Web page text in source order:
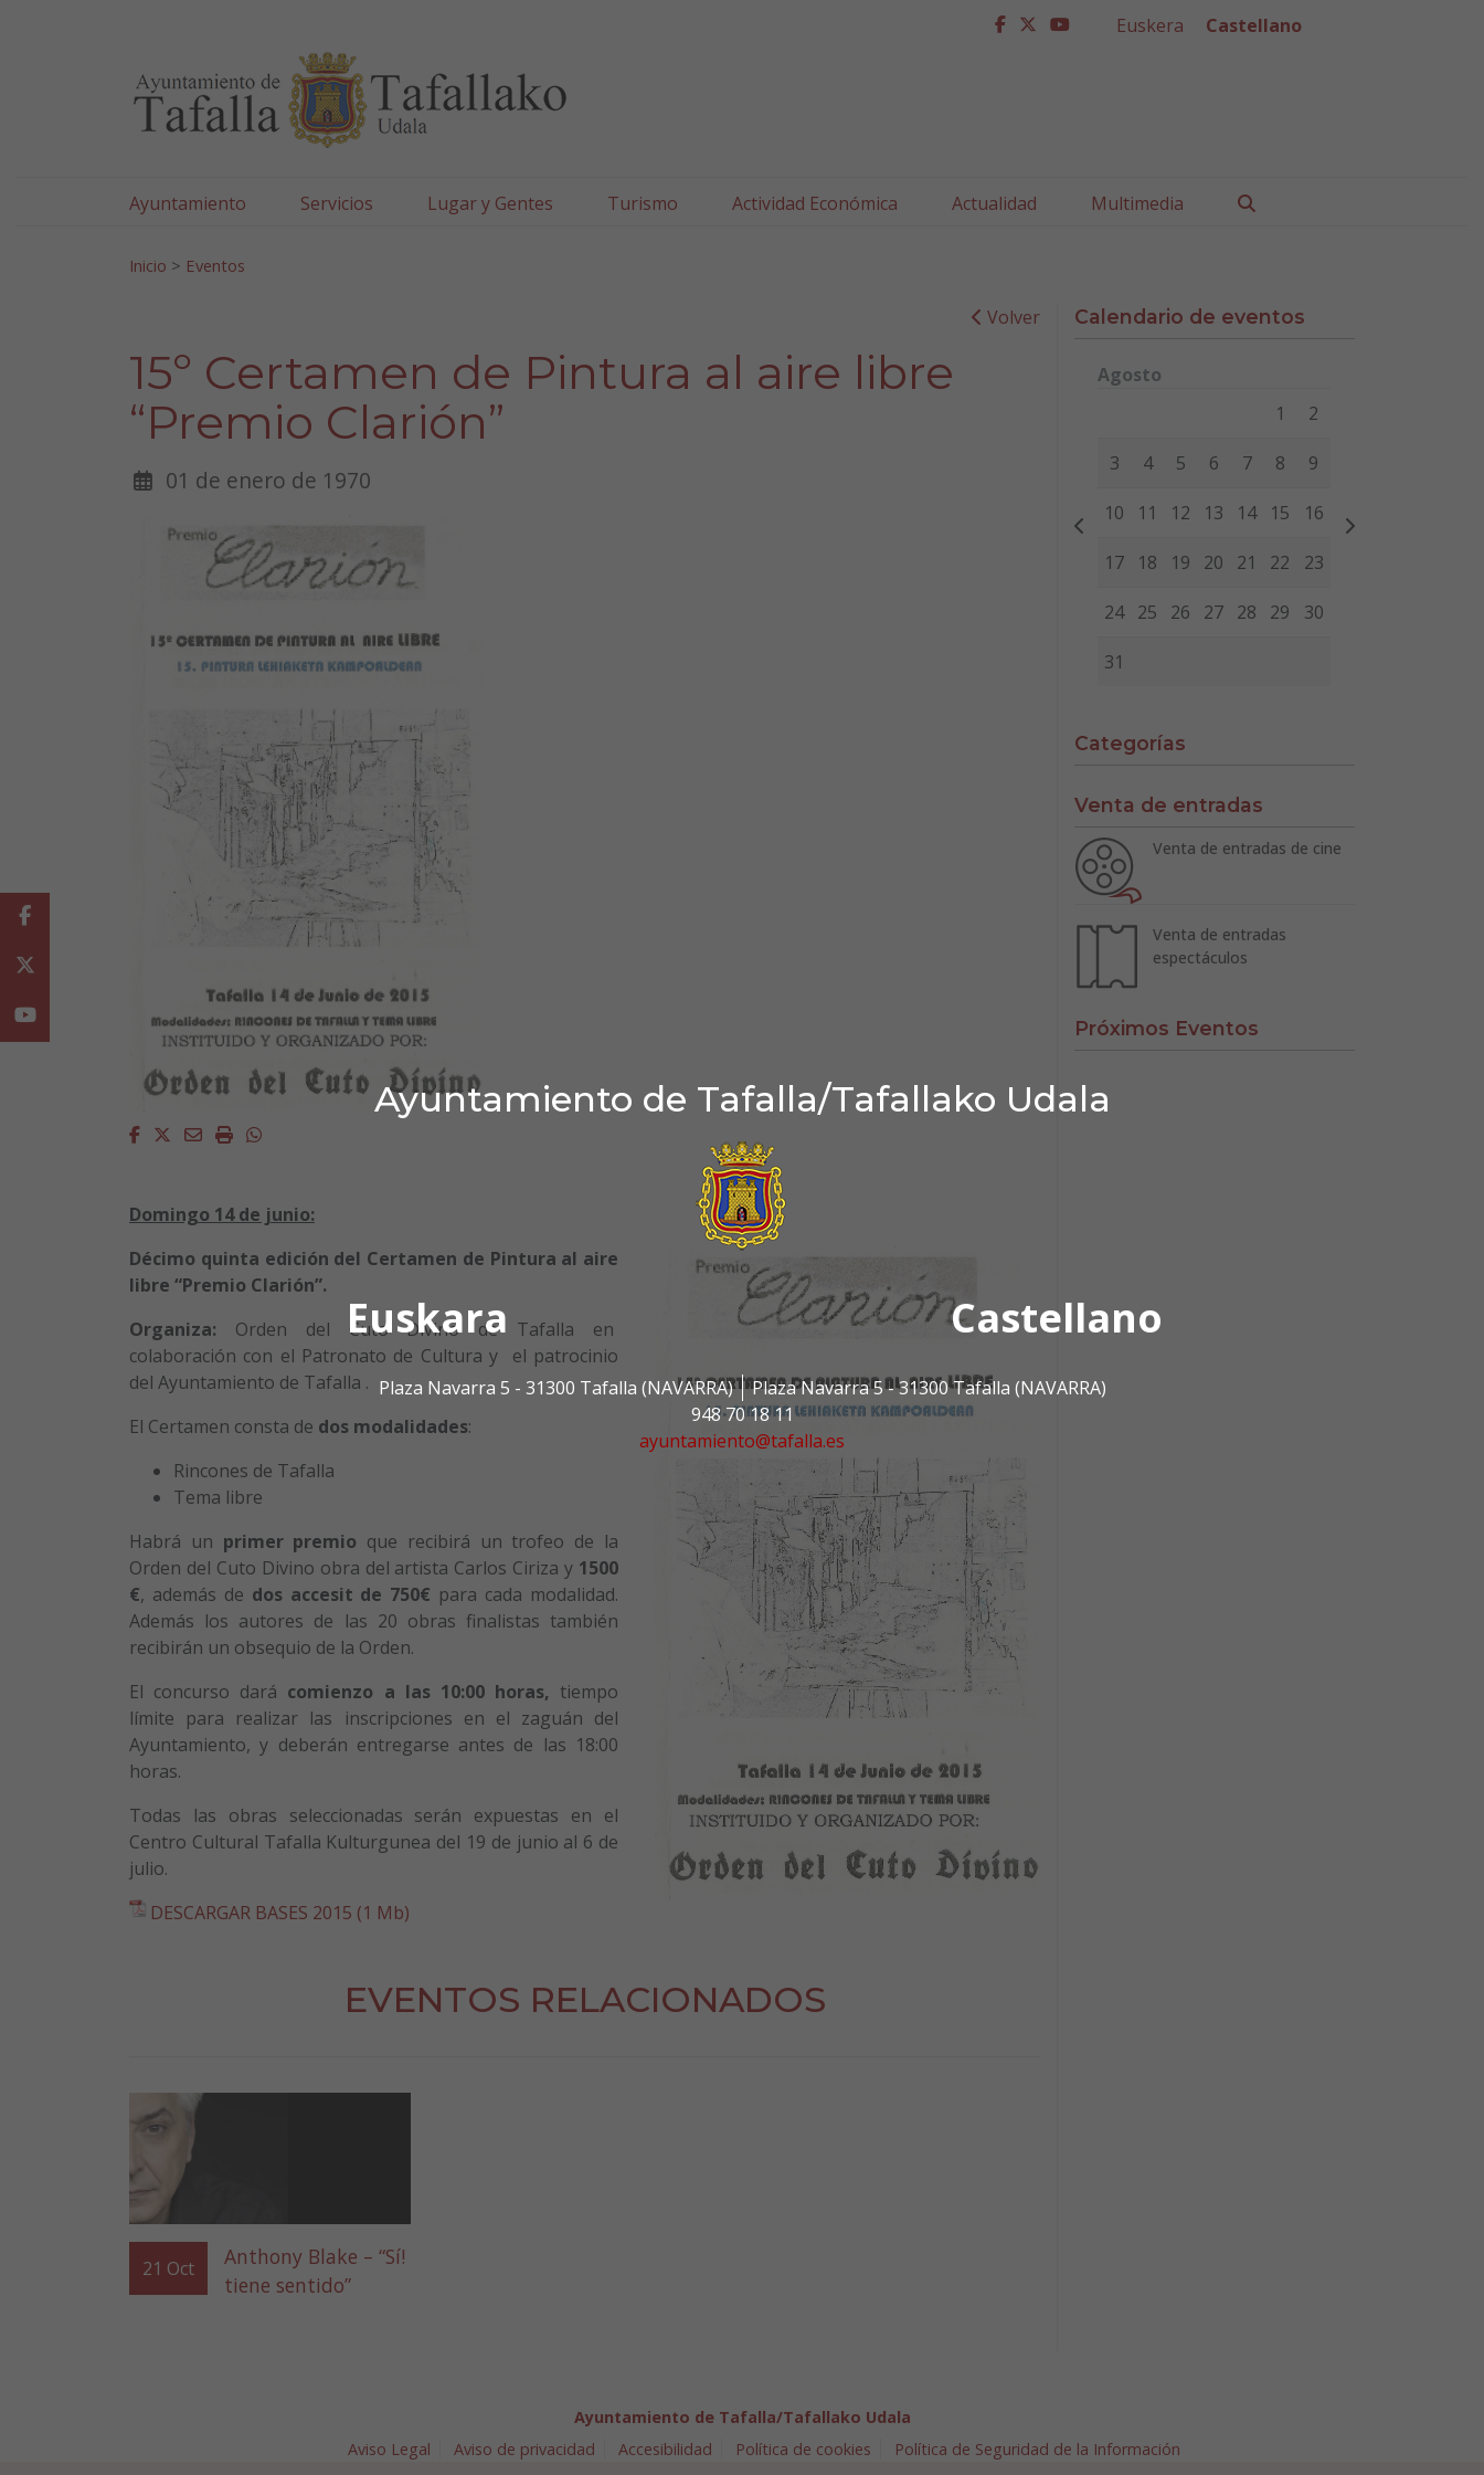
Ayuntamiento de Tafalla/Tafallako Udala
Euskara Castellano
Plaza Navarra 5 - 31300 Tafalla (NAVARRA)
Plaza Navarra 5 - 31300 Tafalla (NAVARRA)
948 70 18 11
ayuntamiento@tafalla.es
facebook
twitter
youtube
Euskera Castellano
Ayuntamiento Servicios Lugar y Gentes Turismo Actividad Económica Actualidad Multimedia
Inicio > Eventos
Volver
15º Certamen de Pintura al aire libre
“Premio Clarión”
01 de enero de 1970
Facebook
Twitter
EmailImprimirWhatsapp
Domingo 14 de junio:
Décimo quinta edición del Certamen de Pintura al aire
libre “Premio Clarión”.
Organiza: Orden del Cuto Divino de Tafalla en
colaboración con el Patronato de Cultura y el patrocinio
del Ayuntamiento de Tafalla .
El Certamen consta de dos modalidades:
Rincones de Tafalla
Tema libre
Habrá un primer premio que recibirá un trofeo de la
Orden del Cuto Divino obra del artista Carlos Ciriza y 1500
€, además de dos accesit de 750€ para cada modalidad.
Además los autores de las 20 obras finalistas también
recibirán un obsequio de la Orden.
El concurso dará comienzo a las 10:00 horas, tiempo
límite para realizar las inscripciones en el zaguán del
Ayuntamiento, y deberán entregarse antes de las 18:00
horas.
Todas las obras seleccionadas serán expuestas en el
Centro Cultural Tafalla Kulturgunea del 19 de junio al 6 de
julio.
DESCARGAR BASES 2015 (1 Mb)
EVENTOS RELACIONADOS
21 Oct
Anthony Blake – “Sí!
tiene sentido”
Calendario de eventos
Agosto
Miércoles Jueves
1 2
3 4 5 6 7 8 9
10 11 12 13 14 15 16
17 18 19 20 21 22 23
24 25 26 27 28 29 30
31
Categorías
Venta de entradas
Venta de entradas de cine
Venta de entradas
espectáculos
Próximos Eventos
Facebook
Youtube
Ayuntamiento de Tafalla/Tafallako Udala
Aviso Legal
Aviso de privacidad Accesibilidad Política de cookies
Política de Seguridad de la Información